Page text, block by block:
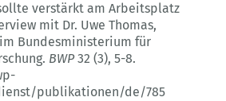
verstärkt am Arbeitsplatz
mit Dr. Uwe Thomas,
Bundesministerium für
BWP32 (3), 5-8.
publikationen/de/785